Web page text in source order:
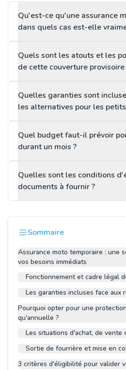
Qu'est-ce qu'une assurance
dans quels cas est-elle
Quels sont les atouts et les
de cette couverture provisoire
Quelles garanties sont
les alternatives pour les
Quel budget faut-il prévoir
durant un mois ?
Quelles sont les conditions
documents à fournir ?
Sommaire
Assurance moto temporaire : une
vos besoins immédiats
Fonctionnement et cadre légal
Les garanties incluses face aux
Pourquoi opter pour une
qu'annuelle ?
Les situations d'achat, de vente
Sortie de fourrière et mise en
3 critères d'éligibilité pour valider